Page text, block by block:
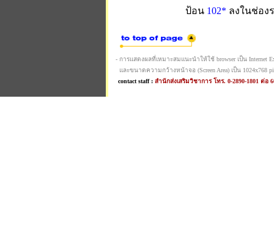
ป้อน 102* ลงในช่อ
- การแสดงผลที่เหมาะสมแนะนำให้ใช้ browser เป็น Internet
และขนาดความกว้างหน้าจอ (Screen Area) เป็น 1024x768
contact staff : สำนักส่งเสริมวิชาการ โทร. 0-2890-1801 ต่อ